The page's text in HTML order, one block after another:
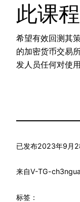
此课
希望有效回测其
的加密货币交易
发人员任何对使
已发布2023年9月
来自V-TG-
标签：